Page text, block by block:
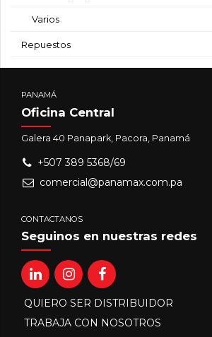
Varios
Repuestos
PANAMÁ
Oficina Central
Galera 40 Panapark, Pacora, Panamá
+507 389 5368/69
comercial@panamax.com.pa
CONTACTANOS
Seguinos en nuestras redes
QUIERO SER DISTRIBUIDOR
TRABAJA CON NOSOTROS